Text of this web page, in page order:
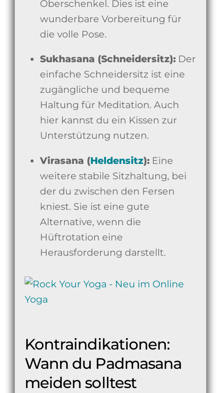
Oberschenkel. Dies ist eine
wunderbare Vorbereitung für
die volle Pose.
Sukhasana (Schneidersitz):Der
einfache Schneidersitz ist eine
zugängliche und bequeme
Haltung für Meditation. Auch
hier kannst du ein Kissen zur
Unterstützung nutzen.
Virasana (Heldensitz):Eine
weitere stabile Sitzhaltung, bei
der du zwischen den Fersen
kniest. Sie ist eine gute
Alternative, wenn die
Hüftrotation eine
Herausforderung darstellt.
Kontraindikationen:
Wann du Padmasana
meiden solltest